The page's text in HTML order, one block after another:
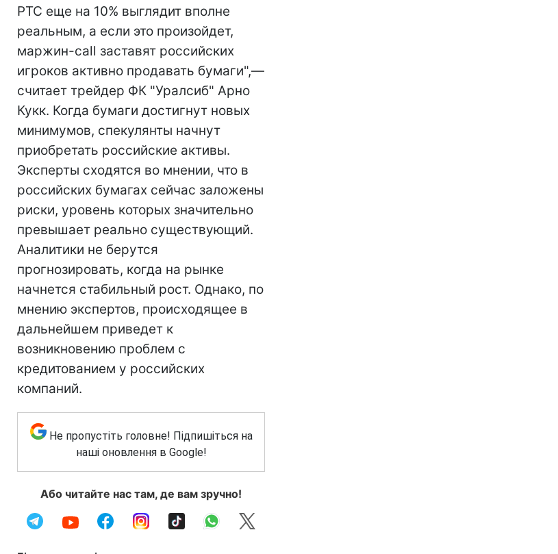
РТС еще на 10% выглядит вполне
реальным, а если это произойдет,
маржин-call заставят российских
игроков активно продавать бумаги",—
считает трейдер ФК "Уралсиб" Арно
Кукк. Когда бумаги достигнут новых
минимумов, спекулянты начнут
приобретать российские активы.
Эксперты сходятся во мнении, что в
российских бумагах сейчас заложены
риски, уровень которых значительно
превышает реально существующий.
Аналитики не берутся
прогнозировать, когда на рынке
начнется стабильный рост. Однако, по
мнению экспертов, происходящее в
дальнейшем приведет к
возникновению проблем с
кредитованием у российских
компаний.
Не пропустіть головне! Підпишіться на
наші оновлення в Google!
Або читайте нас там, де вам зручно!